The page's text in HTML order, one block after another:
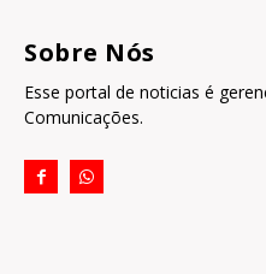
Sobre Nós
Esse portal de noticias é
Comunicações.